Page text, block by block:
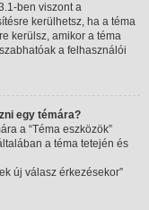
ben viszont a
kerülhetsz, ha a téma
kerülsz, amikor a téma
a felhasználói
egy témára?
a “Téma eszközök”
a téma tetején és
új válasz érkezésekor”